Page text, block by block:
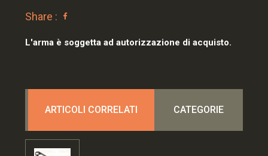
Share :
L'arma è soggetta ad autorizzazione di acquisto.
ARTICOLI CORRELATI CATEGORIE